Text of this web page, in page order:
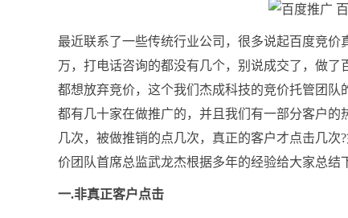
最近联系了一些传统行业公司，很多说起百度竞
万，打电话咨询的都没有几个，别说成交了，做
都想放弃竞价，这个我们杰成科技的竞价托管团
都有几十家在做推广的，并且我们有一部分客户
几次，被做推销的点几次，真正的客户才点击几
价团队首席总监武龙杰根据多年的经验给大家总结
一.非真正客户点击